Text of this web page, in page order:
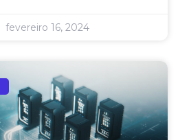
fevereiro 16, 2024